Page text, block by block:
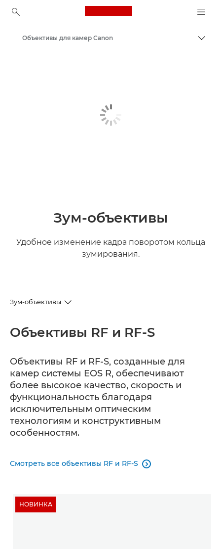
Canon Logo, back to
Объективы для камер Canon
Зум-объективы
Удобное изменение кадра поворотом кольца
зумирования.
Зум-объективы
RF и RF-S
EF-S
Объективы RF и RF-S
Объективы RF и RF-S, созданные для
камер системы EOS R, обеспечивают
более высокое качество, скорость и
функциональность благодаря
исключительным оптическим
технологиям и конструктивным
особенностям.
Смотреть все объективы RF и RF-S 
НОВИНКА